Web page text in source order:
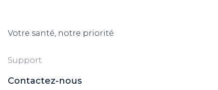
Votre santé, notre priorité
Support
Contactez-nous